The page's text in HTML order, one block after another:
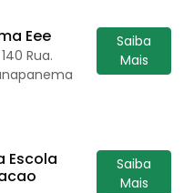
Eee
Rua.
Saiba
Mais
Escola
Saiba
Mais